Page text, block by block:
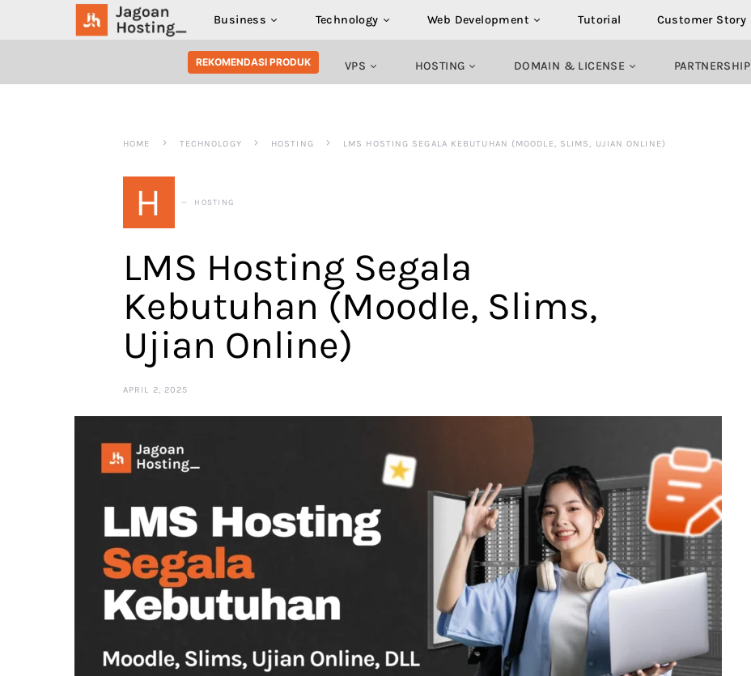
Business Technology Web Development Tutorial Customer Story
SEARCH FOR:
REKOMENDASI PRODUK VPS HOSTING DOMAIN & LICENSE PARTNERSHIP
HOME TECHNOLOGY HOSTING LMS HOSTING SEGALA KEBUTUHAN (MOODLE, SLIMS, UJIAN ONLINE)
H HOSTING
LMS Hosting Segala
Kebutuhan (Moodle, Slims,
Ujian Online)
APRIL 2, 2025